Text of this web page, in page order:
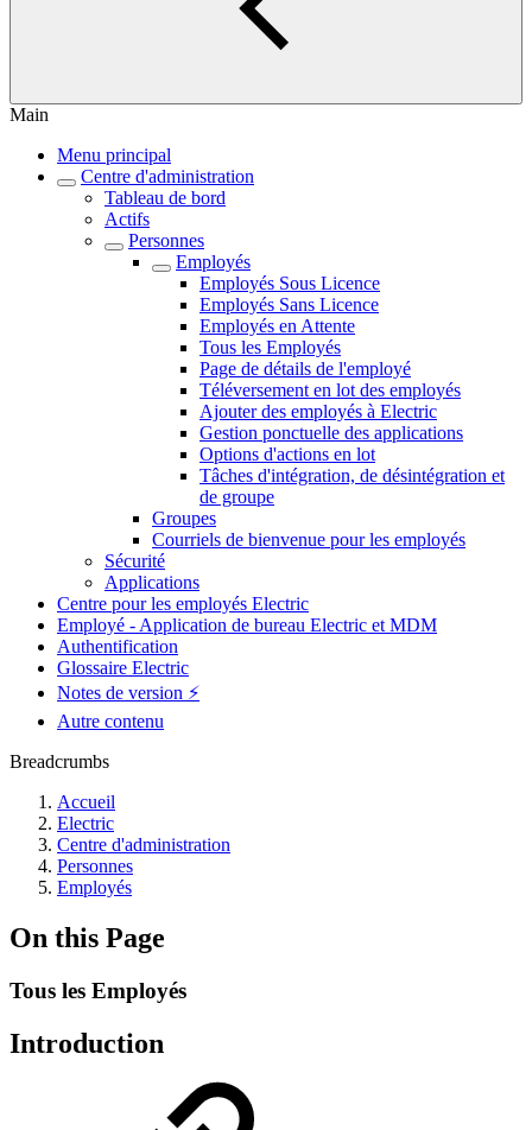
Main
Menu principal
Centre d'administration
Tableau de bord
Actifs
Personnes
Employés
Employés Sous Licence
Employés Sans Licence
Employés en Attente
Tous les Employés
Page de détails de l'employé
Téléversement en lot des employés
Ajouter des employés à Electric
Gestion ponctuelle des applications
Options d'actions en lot
Tâches d'intégration, de désintégration et
de groupe
Groupes
Courriels de bienvenue pour les employés
Sécurité
Applications
Centre pour les employés Electric
Employé - Application de bureau Electric et MDM
Authentification
Glossaire Electric
Notes de version ⚡️
Autre contenu
Breadcrumbs
Accueil
Electric
Centre d'administration
Personnes
Employés
On this Page
Tous les Employés
Introduction